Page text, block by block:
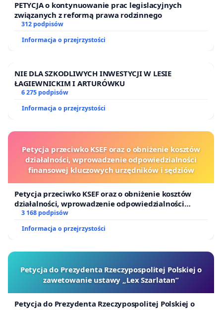
PETYCJA o kontynuowanie prac legislacyjnych
związanych z reformą prawa rodzinnego
312 podpisów
Informacja o przejrzystości
NIE DLA SZKODLIWYCH INWESTYCJI W LESIE
ŁAGIEWNICKIM I ARTURÓWKU
6 275 podpisów
Informacja o przejrzystości
Petycja przeciwko KSEF oraz o obniżenie kosztów
działalności, wprowadzenie odpowiedzialności
finansowej kluczowych urzędników i sędziów
Petycja przeciwko KSEF oraz o obniżenie kosztów
działalności, wprowadzenie odpowiedzialności
finansowej kluczowych urzędników i sędziów
3 168 podpisów
Informacja o przejrzystości
Petycja do Prezydenta Rzeczypospolitej Polskiej o
zawetowanie ustawy „Lex Szarlatan”
Petycja do Prezydenta Rzeczypospolitej Polskiej o